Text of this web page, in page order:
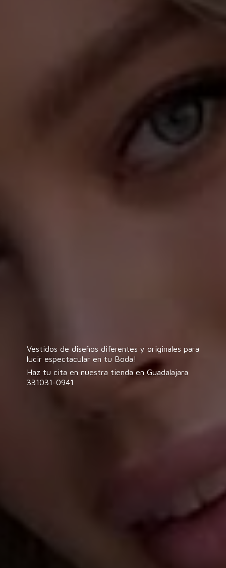
Vestidos de diseños diferentes y originales para
lucir espectacular en tu Boda!
Haz tu cita en nuestra tienda en Guadalajara
331031-0941